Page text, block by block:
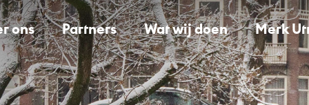
ons Partners Wat wij doen Merk